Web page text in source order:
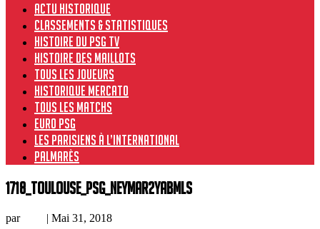
Actu historique
Classements & Statistiques
Histoire du PSG TV
Histoire des maillots
Tous les joueurs
Historique Mercato
Tous les matchs
Euro PSG
Les Parisiens à l’international
Palmarès
1718_Toulouse_PSG_Neymar2YABMLs
par | Mai 31, 2018